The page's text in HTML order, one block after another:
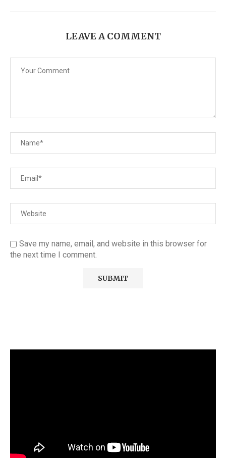
LEAVE A COMMENT
Save my name, email, and website in this browser for
the next time I comment.